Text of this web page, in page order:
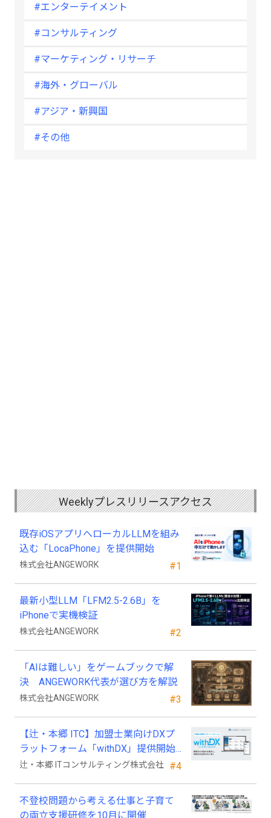
#エンターテイメント
#コンサルティング
#マーケティング・リサーチ
#海外・グローバル
#アジア・新興国
#その他
Weeklyプレスリリースアクセス
#1
既存iOSアプリへローカルLLMを組み
込む「LocaPhone」を提供開始
株式会社ANGEWORK
#2
最新小型LLM「LFM2.5-2.6B」を
iPhoneで実機検証
株式会社ANGEWORK
#3
「AIは難しい」をゲームブックで解
決 ANGEWORK代表が選び方を解説
株式会社ANGEWORK
#4
【辻・本郷 ITC】加盟士業向けDXプ
ラットフォーム「withDX」提供開始
のお知らせ
辻・本郷 ITコンサルティング株式会社
不登校問題から考える仕事と子育て
の両立支援研修を10月に開催